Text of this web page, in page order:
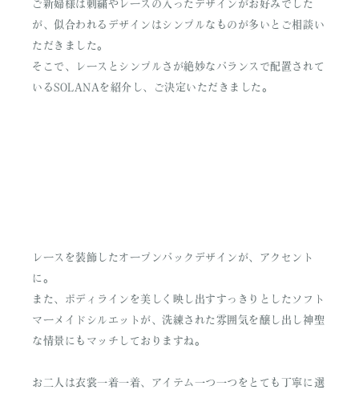
ご新婦様は刺繍やレースの入ったデザインがお好みでした
が、似合われるデザインはシンプルなものが多いとご相談い
ただきました。
そこで、レースとシンプルさが絶妙なバランスで配置されて
いるSOLANAを紹介し、ご決定いただきました。
レースを装飾したオープンバックデザインが、アクセント
に。
また、ボディラインを美しく映し出すすっきりとしたソフト
マーメイドシルエットが、洗練された雰囲気を醸し出し神聖
な情景にもマッチしておりますね。
お二人は衣裳一着一着、アイテム一つ一つをとても丁寧に選